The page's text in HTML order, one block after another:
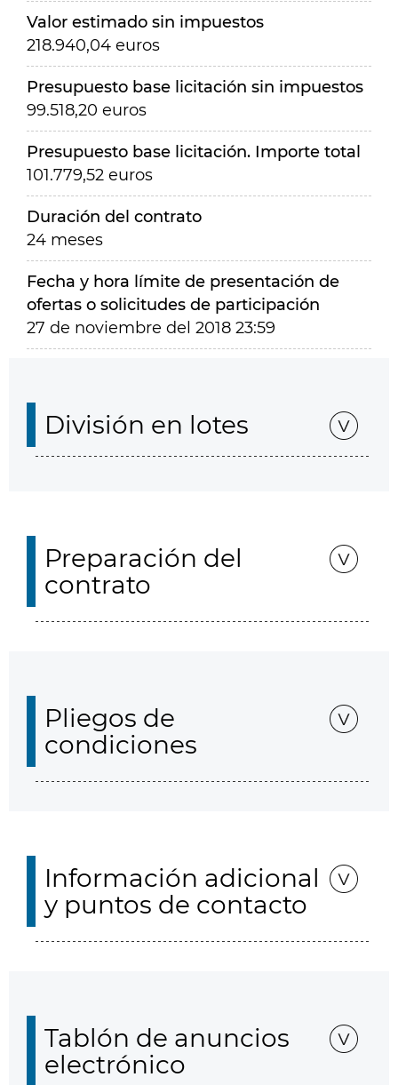
Valor estimado sin impuestos
218.940,04 euros
Presupuesto base licitación sin impuestos
99.518,20 euros
Presupuesto base licitación. Importe total
101.779,52 euros
Duración del contrato
24 meses
Fecha y hora límite de presentación de
ofertas o solicitudes de participación
27 de noviembre del 2018 23:59
División en lotes
Preparación del
contrato
Pliegos de
condiciones
Información adicional
y puntos de contacto
Tablón de anuncios
electrónico